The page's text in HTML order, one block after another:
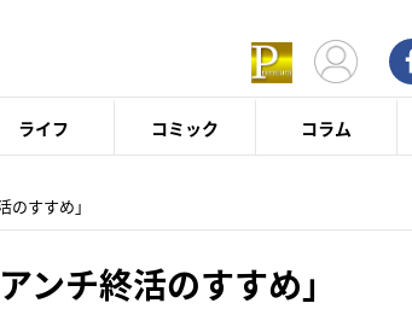
ライフ コミック コラム
すすめ」
ンチ終活のすすめ」